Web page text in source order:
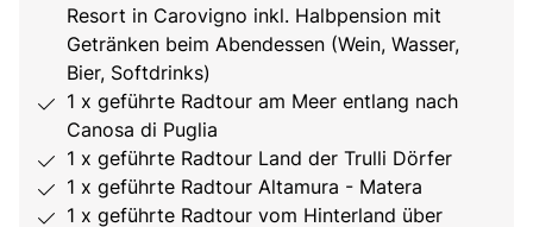
Resort in Carovigno inkl. Halbpension mit
Getränken beim Abendessen (Wein, Wasser,
Bier, Softdrinks)
1 x geführte Radtour am Meer entlang nach
Canosa di Puglia
1 x geführte Radtour Land der Trulli Dörfer
1 x geführte Radtour Altamura - Matera
1 x geführte Radtour vom Hinterland über